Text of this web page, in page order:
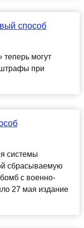
способ
теперь могут
штрафы при
системы
сбрасываемую
с военно-
27 мая издание